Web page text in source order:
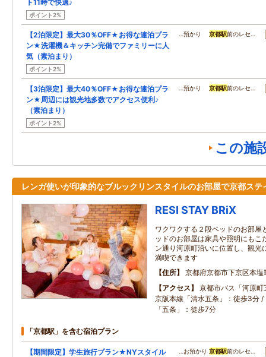
ト11時で快適♪
ポイント2%
【2泊限定】最大30％OFF★お得な連泊プラ
ン★洗濯機＆キッチン完備でファミリーに人
気（素泊まり）
ポイント2%
…預かり京都駅前のレセ…
【3泊限定】最大40％OFF★お得な連泊プラ
ン★周辺には観光地多数でアクセス便利♪
（素泊まり）
ポイント2%
…預かり京都駅前のレセ…
この施
レンガ使いが印象的なブルックリンスタイルのお部屋で京都ステ
RESI STAY BRiX
ワクワクする２段ベッドのお部屋
ッドのお部屋は家具や照明にもこ
ン通り河原町沿いに位置し、観光
満喫できます
住所
京都府京都市下京区本
アクセス
京都市バス「河原
京阪本線「清水五条」：徒歩3分
「五条」：徒歩7分
「京都駅」を含む宿泊プラン
【期間限定】学生旅行プラン★NYスタイル …お預かり京都駅前のレセ…